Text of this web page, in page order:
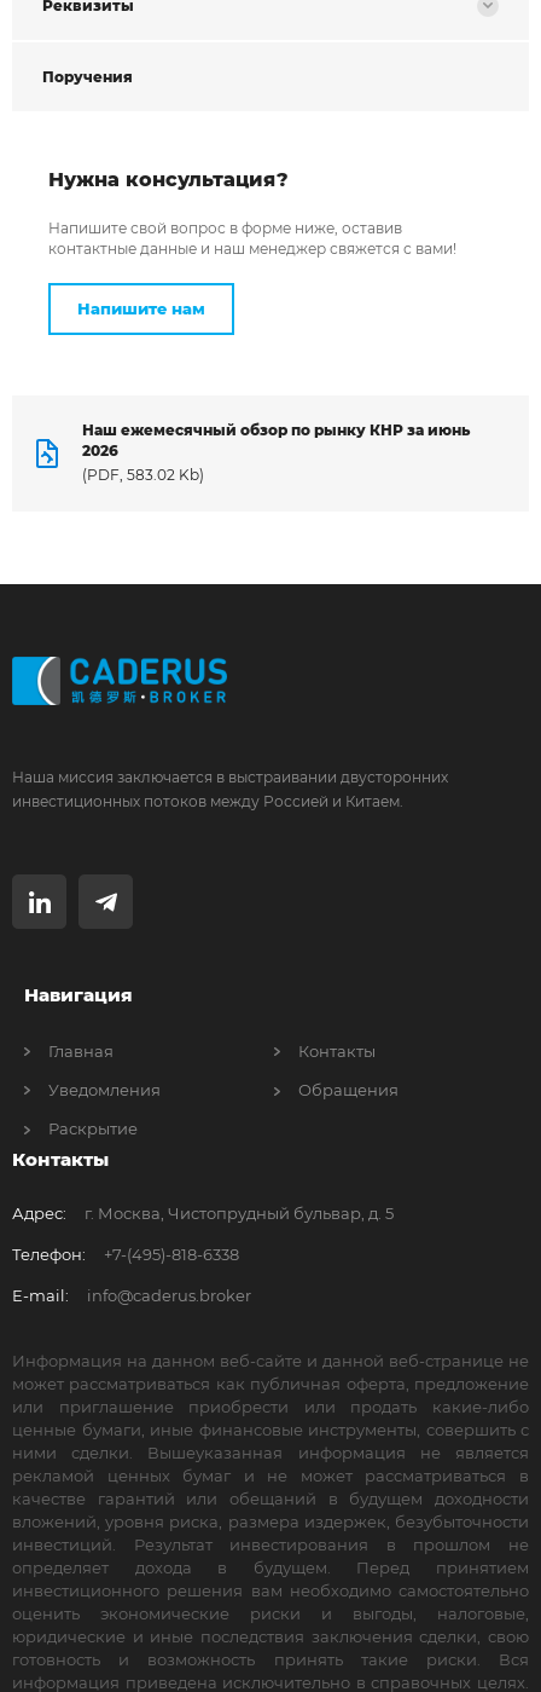
Реквизиты
Поручения
Нужна консультация?
Напишите свой вопрос в форме ниже, оставив
контактные данные и наш менеджер свяжется с вами!
Напишите нам
Наш ежемесячный обзор по рынку КНР за июнь
2026
(PDF, 583.02 Kb)
Наша миссия заключается в выстраивании двусторонних
инвестиционных потоков между Россией и Китаем.
Навигация
Главная
Уведомления
Раскрытие
Контакты
Обращения
Контакты
Адрес: г. Москва, Чистопрудный бульвар, д. 5
Телефон: +7-(495)-818-6338
E-mail: info@caderus.broker
Информация на данном веб-сайте и данной веб-странице не
может рассматриваться как публичная оферта, предложение
или приглашение приобрести или продать какие-либо
ценные бумаги, иные финансовые инструменты, совершить с
ними сделки. Вышеуказанная информация не является
рекламой ценных бумаг и не может рассматриваться в
качестве гарантий или обещаний в будущем доходности
вложений, уровня риска, размера издержек, безубыточности
инвестиций. Результат инвестирования в прошлом не
определяет дохода в будущем. Перед принятием
инвестиционного решения вам необходимо самостоятельно
оценить экономические риски и выгоды, налоговые,
юридические и иные последствия заключения сделки, свою
готовность и возможность принять такие риски. Вся
информация приведена исключительно в справочных целях.